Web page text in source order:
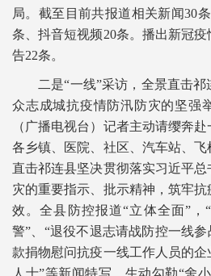
局。截至目前共报道相关新闻30
条、抖音短视频20条。播出新冠
告22条。
二是“一线”采访，全景直击
众志成城抗疫情防汛防灾的坚强
（广播电视台）记者主动请缨奔
各乡镇、医院、社区、汽车站、
直击祁连县坚决贯彻落实习近平
灾的重要指示、批示精神，筑牢
效。全县防控报道“立体全面”，
警”、“退役不退志请战防控一线
款捐物慰问抗疫一线工作人员的
人士”等新闻特写，生动勾勒“舍